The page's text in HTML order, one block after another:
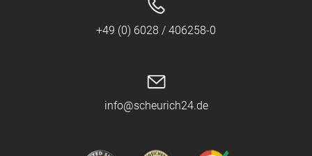
+49 (0) 6028 / 406258-0
info@scheurich24.de